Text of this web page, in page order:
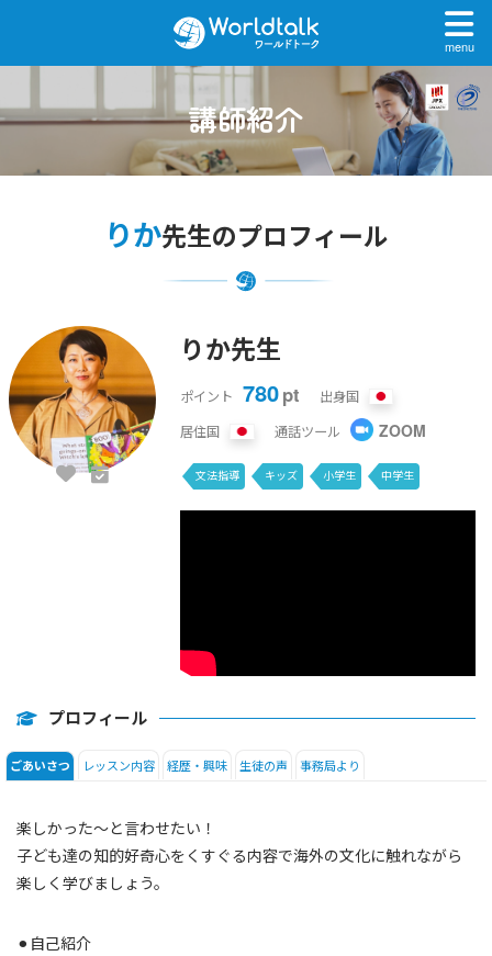
menu
講師紹介
りか先生のプロフィール
りか先生
ポイント 780pt
出身国
居住国
通話ツール ZOOM
文法指導 キッズ 小学生 中学生
フォニックス
プロフィール
ごあいさつ レッスン内容 経歴・興味 生徒の声 事務局より
楽しかった〜と言わせたい！
子ども達の知的好奇心をくすぐる内容で海外の文化に触れながら
楽しく学びましょう。
⚫︎自己紹介